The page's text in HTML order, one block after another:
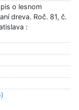
o lesnom
dreva. Roč. 81, č.
: